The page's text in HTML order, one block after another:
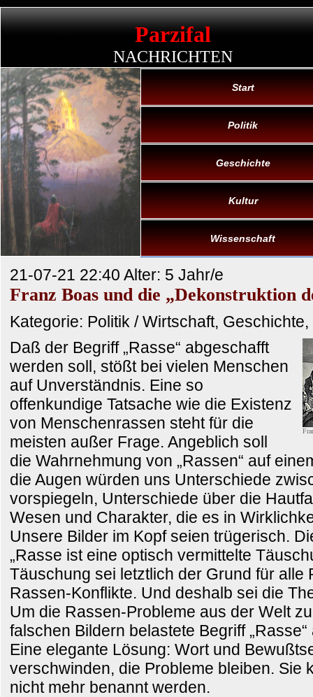
Parzifal
NACHRICHTEN
Start
Politik
Geschichte
Kultur
Wissenschaft
21-07-21 22:40 Alter: 5 Jahr/e
Franz Boas und die „Dekonstruktion
Kategorie: Politik / Wirtschaft,
Daß der Begriff „Rasse“ abgeschafft
werden soll, stößt bei vielen Menschen
auf Unverständnis. Eine so
offenkundige Tatsache wie die Existenz
von Menschenrassen steht für die
meisten außer Frage. Angeblich soll
die Wahrnehmung von „Rassen“ auf
die Augen würden uns Unterschiede
vorspiegeln, Unterschiede über die
Wesen und Charakter, die es in
Unsere Bilder im Kopf seien trügerisch.
„Rasse ist eine optisch vermittelte
Täuschung sei letztlich der Grund für alle
Rassen-Konflikte. Und deshalb sei die
Um die Rassen-Probleme aus der Welt
falschen Bildern belastete Begriff
Eine elegante Lösung: Wort und
verschwinden, die Probleme bleiben. Sie
nicht mehr benannt werden.